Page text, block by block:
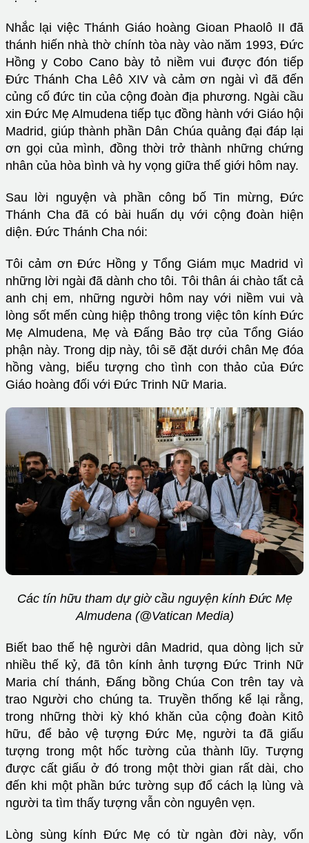
Nhắc lại việc Thánh Giáo hoàng Gioan Phaolô II đã
thánh hiến nhà thờ chính tòa này vào năm 1993, Đức
Hồng y Cobo Cano bày tỏ niềm vui được đón tiếp
Đức Thánh Cha Lêô XIV và cảm ơn ngài vì đã đến
củng cố đức tin của cộng đoàn địa phương. Ngài cầu
xin Đức Mẹ Almudena tiếp tục đồng hành với Giáo hội
Madrid, giúp thành phần Dân Chúa quảng đại đáp lại
ơn gọi của mình, đồng thời trở thành những chứng
nhân của hòa bình và hy vọng giữa thế giới hôm nay.
Sau lời nguyện và phần công bố Tin mừng, Đức
Thánh Cha đã có bài huấn dụ với cộng đoàn hiện
diện. Đức Thánh Cha nói:
Tôi cảm ơn Đức Hồng y Tổng Giám mục Madrid vì
những lời ngài đã dành cho tôi. Tôi thân ái chào tất cả
anh chị em, những người hôm nay với niềm vui và
lòng sốt mến cùng hiệp thông trong việc tôn kính Đức
Mẹ Almudena, Mẹ và Đấng Bảo trợ của Tổng Giáo
phận này. Trong dịp này, tôi sẽ đặt dưới chân Mẹ đóa
hồng vàng, biểu tượng cho tình con thảo của Đức
Giáo hoàng đối với Đức Trinh Nữ Maria.
Các tín hữu tham dự giờ cầu nguyện kính Đức Mẹ
Almudena (@Vatican Media)
Biết bao thế hệ người dân Madrid, qua dòng lịch sử
nhiều thế kỷ, đã tôn kính ảnh tượng Đức Trinh Nữ
Maria chí thánh, Đấng bồng Chúa Con trên tay và
trao Người cho chúng ta. Truyền thống kể lại rằng,
trong những thời kỳ khó khăn của cộng đoàn Kitô
hữu, để bảo vệ tượng Đức Mẹ, người ta đã giấu
tượng trong một hốc tường của thành lũy. Tượng
được cất giấu ở đó trong một thời gian rất dài, cho
đến khi một phần bức tường sụp đổ cách lạ lùng và
người ta tìm thấy tượng vẫn còn nguyên vẹn.
Lòng sùng kính Đức Mẹ có từ ngàn đời này, vốn